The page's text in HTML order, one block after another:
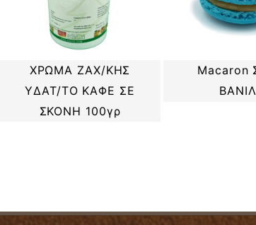
ΧΡΩΜΑ ΖΑΧ/ΚΗΣ
ΥΔΑΤ/ΤΟ ΚΑΦΕ ΣΕ
ΣΚΟΝΗ 100γρ
Macaron